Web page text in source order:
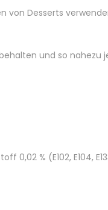
von Desserts
und so nahezu
0,02 % (E102, E104,